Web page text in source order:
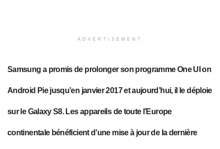
ADVERTISEMENT
Samsung a promis de prolonger son programme One UI on
Android Pie jusqu’en janvier 2017 et aujourd’hui, il le déploie
sur le Galaxy S8. Les appareils de toute l’Europe
continentale bénéficient d’une mise à jour de la dernière